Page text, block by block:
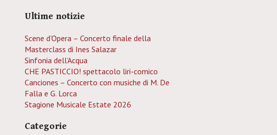
Ultime notizie
Scene d’Opera – Concerto finale della
Masterclass di Ines Salazar
Sinfonia dell’Acqua
CHE PASTICCIO! spettacolo liri-comico
Canciones – Concerto con musiche di M. De
Falla e G. Lorca
Stagione Musicale Estate 2026
Categorie